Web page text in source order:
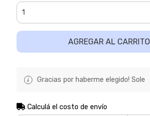
AGREGAR AL CARRITO
Gracias por haberme elegido! Sole
Calculá el costo de envío